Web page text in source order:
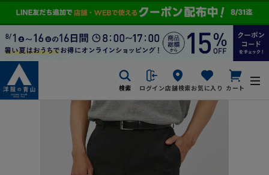
検索 ログイン店舗検索お気に入り カート